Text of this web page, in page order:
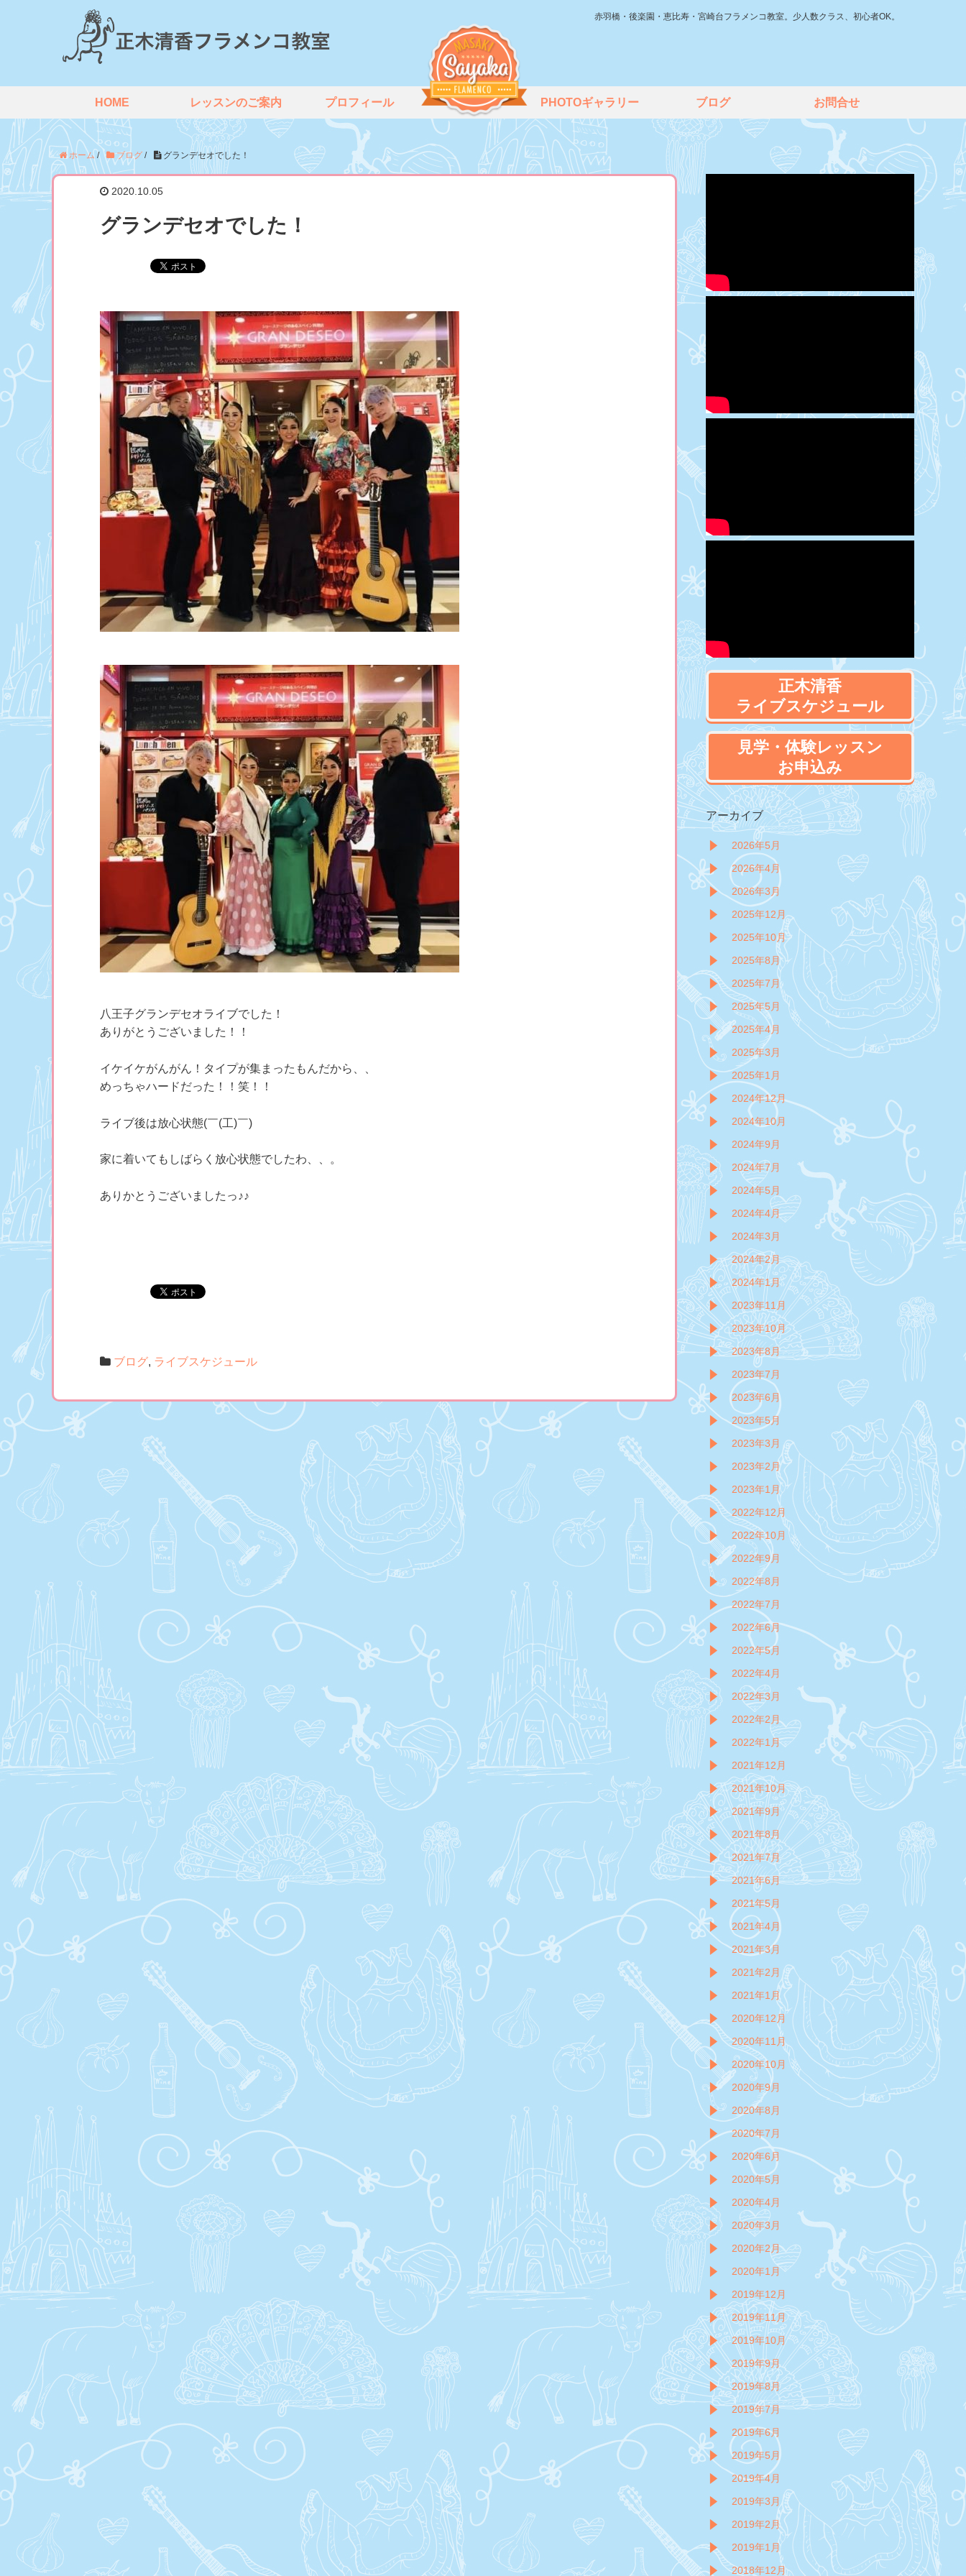
赤羽橋・後楽園・恵比寿・宮崎台フラメンコ教室。少人数クラス、初心者OK。
HOME レッスンのご案内 プロフィール PHOTOギャラリー ブログ お問合せ
ホーム / ブログ / グランデセオでした！
2020.10.05
グランデセオでした！
八王子グランデセオライブでした！
ありがとうございました！！
イケイケがんがん！タイプが集まったもんだから、、
めっちゃハードだった！！笑！！
ライブ後は放心状態(￣(工)￣)
家に着いてもしばらく放心状態でしたわ、、。
ありかとうございましたっ♪♪
ブログ, ライブスケジュール
正木清香
ライブスケジュール
見学・体験レッスン
お申込み
アーカイブ
2026年5月
2026年4月
2026年3月
2025年12月
2025年10月
2025年8月
2025年7月
2025年5月
2025年4月
2025年3月
2025年1月
2024年12月
2024年10月
2024年9月
2024年7月
2024年5月
2024年4月
2024年3月
2024年2月
2024年1月
2023年11月
2023年10月
2023年8月
2023年7月
2023年6月
2023年5月
2023年3月
2023年2月
2023年1月
2022年12月
2022年10月
2022年9月
2022年8月
2022年7月
2022年6月
2022年5月
2022年4月
2022年3月
2022年2月
2022年1月
2021年12月
2021年10月
2021年9月
2021年8月
2021年7月
2021年6月
2021年5月
2021年4月
2021年3月
2021年2月
2021年1月
2020年12月
2020年11月
2020年10月
2020年9月
2020年8月
2020年7月
2020年6月
2020年5月
2020年4月
2020年3月
2020年2月
2020年1月
2019年12月
2019年11月
2019年10月
2019年9月
2019年8月
2019年7月
2019年6月
2019年5月
2019年4月
2019年3月
2019年2月
2019年1月
2018年12月